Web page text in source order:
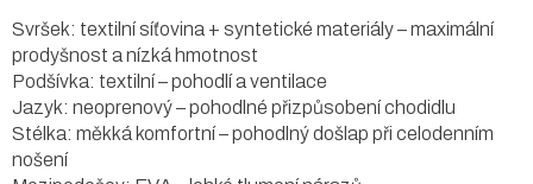
Svršek: textilní síťovina + syntetické materiály – maximální
prodyšnost a nízká hmotnost
Podšívka: textilní – pohodlí a ventilace
Jazyk: neoprenový – pohodlné přizpůsobení chodidlu
Stélka: měkká komfortní – pohodlný došlap při celodenním
nošení